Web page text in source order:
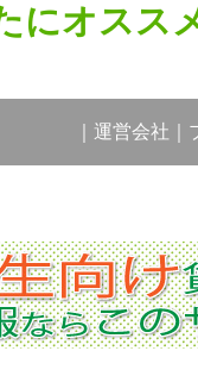
にオスス
運営会社